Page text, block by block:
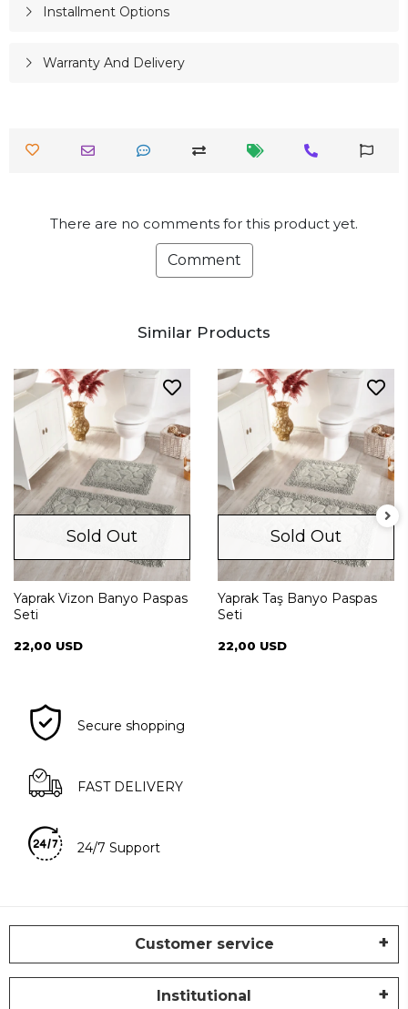
Installment Options
Warranty And Delivery
There are no comments for this product yet.
Comment
Similar Products
Sold Out
Yaprak Vizon Banyo Paspas
Seti
22,00 USD
Sold Out
Yaprak Taş Banyo Paspas
Seti
22,00 USD
Secure shopping
FAST DELIVERY
24/7 Support
Customer service
Institutional